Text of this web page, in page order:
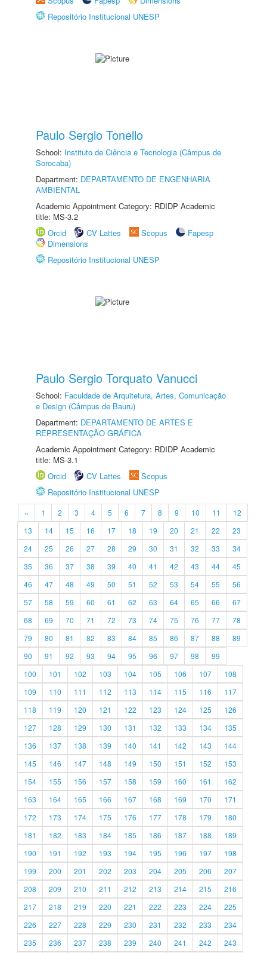
Repositório Institucional UNESP
Paulo Sergio Tonello
School: Instituto de Ciência e Tecnologia (Câmpus de
Sorocaba)
Department: DEPARTAMENTO DE ENGENHARIA
AMBIENTAL
Academic Appointment Category: RDIDP Academic
title: MS-3.2
Orcid
CV Lattes Scopus
Fapesp
Dimensions
Repositório Institucional UNESP
Paulo Sergio Torquato Vanucci
School: Faculdade de Arquitetura, Artes, Comunicação
e Design (Câmpus de Bauru)
Department: DEPARTAMENTO DE ARTES E
REPRESENTAÇÃO GRÁFICA
Academic Appointment Category: RDIDP Academic
title: MS-3.1
Orcid
CV Lattes
Scopus
Repositório Institucional UNESP
« 1 2 3 4 5 6 7 8 9 10 11
12
13
14 15 16 17 18 19 20 21 22
23
24
25 26 27 28 29 30 31 32 33
34
35
36 37 38 39 40 41 42 43 44
45
46
47 48 49 50 51 52 53 54 55
56
57
58 59 60 61 62 63 64 65 66
67
68
69 70 71 72 73 74 75 76 77
78
79
80 81 82 83 84 85 86 87 88
89
90
91 92 93 94 95 96 97 98
99
100
101 102 103 104 105 106 107
108
109
110 111 112 113 114 115 116
117
118
119 120 121 122 123 124 125
126
127
128 129 130 131 132 133 134
135
136
137 138 139 140 141 142 143
144
145
146 147 148 149 150 151 152
153
154
155 156 157 158 159 160 161
162
163
164 165 166 167 168 169 170
171
172
173 174 175 176 177 178 179
180
181
182 183 184 185 186 187 188
189
190
191 192 193 194 195 196 197
198
199
200 201 202 203 204 205 206
207
208
209 210 211 212 213 214 215
216
217
218 219 220 221 222 223 224
225
226
227 228 229 230 231 232 233
234
235
236 237 238 239 240 241 242 243